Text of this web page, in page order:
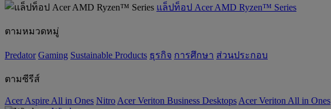
แล็ปท็อป Acer AMD Ryzen™ Series
ตามหมวดหมู่
Predator Gaming ‌Sustainable Products ธุรกิจ การศึกษา ส่วนประกอบ
ตามซีรีส์
Acer Aspire All in Ones Nitro Acer Veriton Business Desktops Acer Veriton All in Ones